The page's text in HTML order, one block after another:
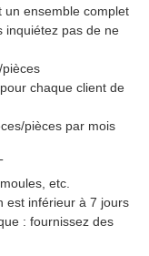
un ensemble complet
inquiétez pas de ne
chaque client de
pièces par mois
etc.
est inférieur à 7 jours
: fournissez des